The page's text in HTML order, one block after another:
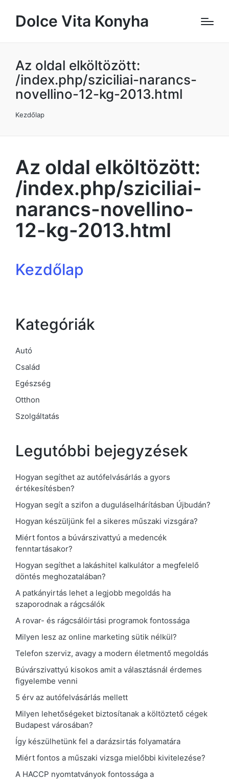
Dolce Vita Konyha
Az oldal elköltözött:
/index.php/sziciliai-narancs-
novellino-12-kg-2013.html
Kezdőlap
Az oldal elköltözött:
/index.php/sziciliai-
narancs-novellino-
12-kg-2013.html
Kezdőlap
Kategóriák
Autó
Család
Egészség
Otthon
Szolgáltatás
Legutóbbi bejegyzések
Hogyan segíthet az autófelvásárlás a gyors
értékesítésben?
Hogyan segít a szifon a duguláselhárításban Újbudán?
Hogyan készüljünk fel a sikeres műszaki vizsgára?
Miért fontos a búvárszivattyú a medencék
fenntartásakor?
Hogyan segíthet a lakáshitel kalkulátor a megfelelő
döntés meghozatalában?
A patkányirtás lehet a legjobb megoldás ha
szaporodnak a rágcsálók
A rovar- és rágcsálóirtási programok fontossága
Milyen lesz az online marketing sütik nélkül?
Telefon szerviz, avagy a modern életmentő megoldás
Búvárszivattyú kisokos amit a választásnál érdemes
figyelembe venni
5 érv az autófelvásárlás mellett
Milyen lehetőségeket biztosítanak a költöztető cégek
Budapest városában?
Így készülhetünk fel a darázsirtás folyamatára
Miért fontos a műszaki vizsga mielőbbi kivitelezése?
A HACCP nyomtatványok fontossága a